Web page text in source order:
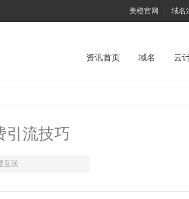
美橙官网 | 域名
资讯首页 域名 云
引流技巧
互联